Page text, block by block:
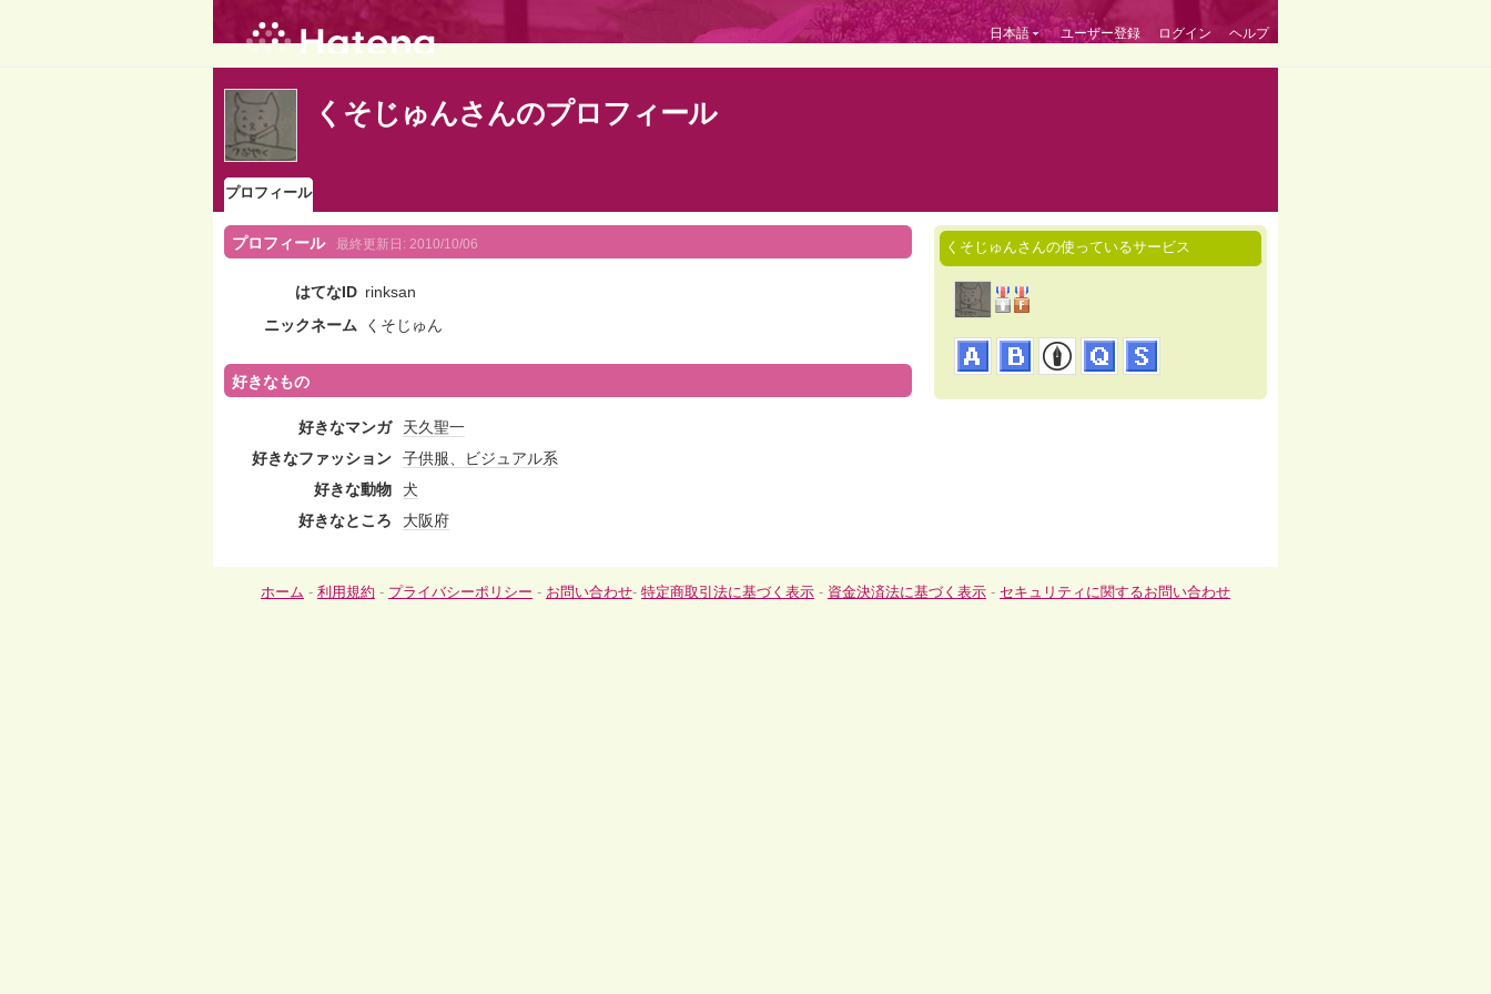
日本語 ユーザー登録 ログイン ヘルプ
くそじゅんさんのプロフィール
プロフィール
プロフィール 最終更新日: 2010/10/06
はてなID rinksan
ニックネーム
くそじゅん
好きなもの
好きなマンガ
天久聖一
好きなファッション
子供服、ビジュアル系
好きな動物
犬
好きなところ
大阪府
くそじゅんさんの使っているサービス
ホーム - 利用規約 - プライバシーポリシー - お問い合わせ- 特定商取引法に基づく表示 - 資金決済法に基づく表示 - セキュリティに関するお問い合わせ